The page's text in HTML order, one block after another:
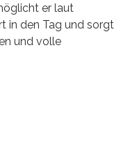
er laut
in den Tag und sorgt
und volle